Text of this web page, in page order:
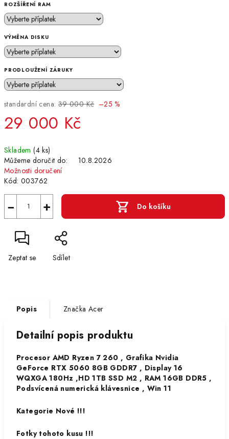
ROZŠÍŘENÍ RAM
VÝMĚNA DISKU
PRODLOUŽENÍ ZÁRUKY
standardní cena: 39 000 Kč –25 %
29 000 Kč
cena:
Skladem(4 ks)
Můžeme doručit do:
10.8.2026
Možnosti doručení
Kód: 003762
+
− Do košíku
Zeptat se Sdílet
Popis Značka Acer
Detailní popis produktu
Procesor AMD Ryzen 7 260 , Grafika Nvidia
GeForce RTX 5060 8GB GDDR7 , Display 16
WQXGA 180Hz ,HD 1TB SSD M2 , RAM 16GB DDR5 ,
Podsvícená numerická klávesnice , Win 11
Kategorie Nové !!!
Fotky tohoto kusu !!!